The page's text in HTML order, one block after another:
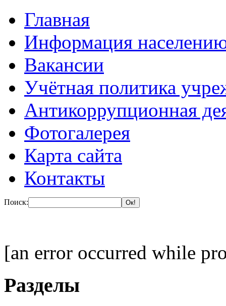
Главная
Информация
Вакансии
Учётная политика
Антикоррупционная
Фотогалерея
Карта сайта
Контакты
Поиск:
[an error occurred while
Разделы